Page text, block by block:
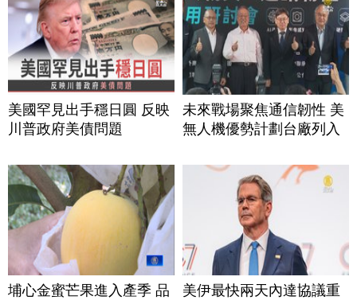
美國罕見出手穩日圓 反映
川普政府美債問題
未來戰場聚焦通信韌性 美
無人機優勢計劃台廠列入
埔心金蜜芒果進入產季 品
美伊最快兩天內達協議重